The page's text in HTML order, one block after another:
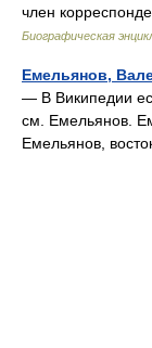
член
Биографическая
Емельянов,
— В Википедии
см. Емельянов.
Емельянов,